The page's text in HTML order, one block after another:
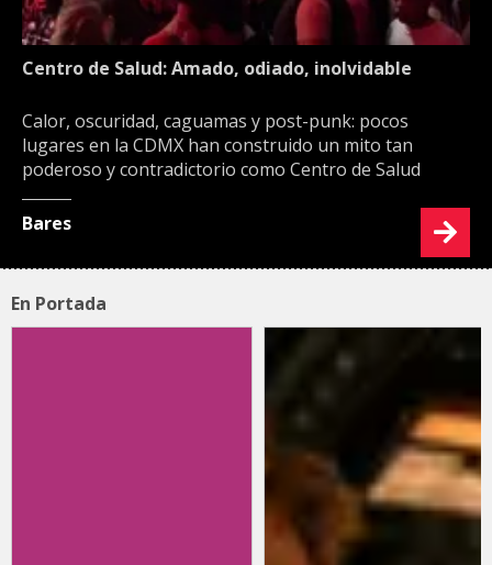
Centro de Salud: Amado, odiado, inolvidable
Calor, oscuridad, caguamas y post-punk: pocos
lugares en la CDMX han construido un mito tan
poderoso y contradictorio como Centro de Salud
Bares
En Portada